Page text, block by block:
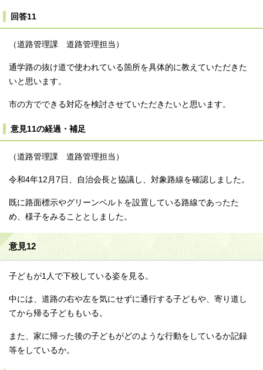
回答11
（道路管理課 道路管理担当）
通学路の抜け道で使われている箇所を具体的に教えていただきた
いと思います。
市の方でできる対応を検討させていただきたいと思います。
意見11の経過・補足
（道路管理課 道路管理担当）
令和4年12月7日、自治会長と協議し、対象路線を確認しました。
既に路面標示やグリーンベルトを設置している路線であったた
め、様子をみることとしました。
意見12
子どもが1人で下校している姿を見る。
中には、道路の右や左を気にせずに通行する子どもや、寄り道し
てから帰る子どももいる。
また、家に帰った後の子どもがどのような行動をしているか記録
等をしているか。